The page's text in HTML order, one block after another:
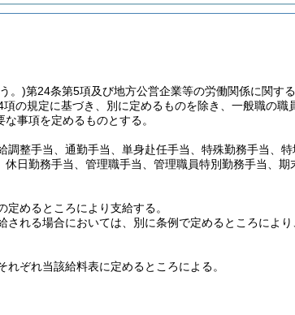
。)第24条第5項及び地方公営企業等の労働関係に関す
項の規定に基づき、別に定めるものを除き、一般職の職
事項を定めるものとする。
整手当、通勤手当、単身赴任手当、特殊勤務手当、特
休日勤務手当、管理職手当、管理職員特別勤務手当、期
めるところにより支給する。
れる場合においては、別に条例で定めるところによ
ぞれ当該給料表に定めるところによる。